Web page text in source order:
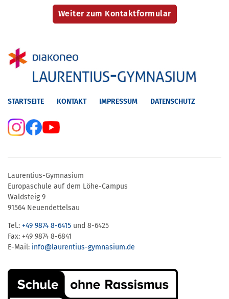
STARTSEITE KONTAKT IMPRESSUM DATENSCHUTZ
Laurentius-Gymnasium
Europaschule auf dem Löhe-Campus
Waldsteig 9
91564 Neuendettelsau
Tel.: +49 9874 8-6415 und 8-6425
Fax: +49 9874 8-6841
E-Mail: info@laurentius-gymnasium.de